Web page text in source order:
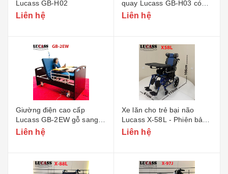
Lucass GB-H02
Liên hệ
quay Lucass GB-H03 có
khoét lỗ bô vệ sinh
Liên hệ
Giường điện cao cấp
Lucass GB-2EW gỗ sang
trọng
Liên hệ
Xe lăn cho trẻ bại não
Lucass X-58L - Phiên bản
nhỏ
Liên hệ